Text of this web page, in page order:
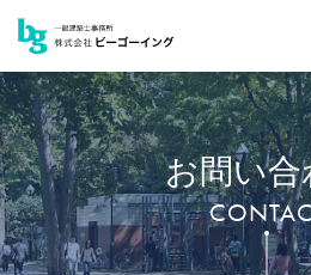
お問い合